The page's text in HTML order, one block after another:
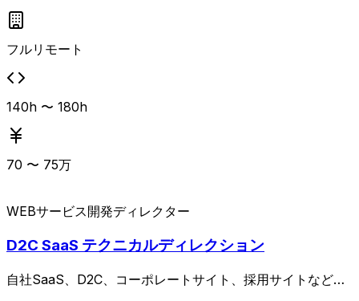
フルリモート
140h 〜 180h
70 〜 75万
WEBサービス開発ディレクター
D2C SaaS テクニカルディレクション
自社SaaS、D2C、コーポレートサイト、採用サイトなど複